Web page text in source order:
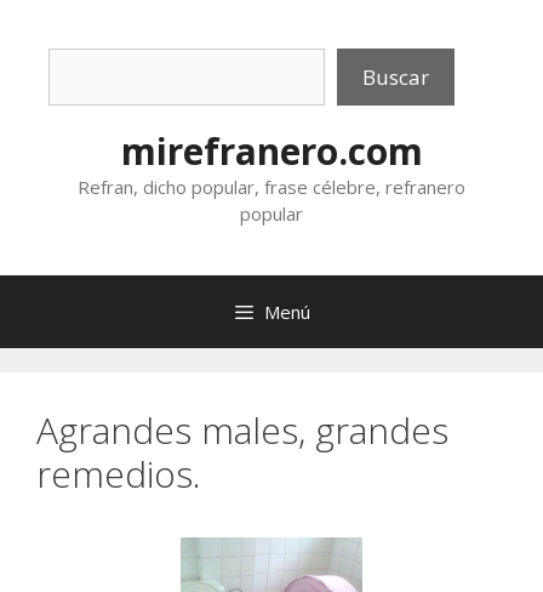
Buscar
mirefranero.com
Refran, dicho popular, frase célebre, refranero
popular
Menú
Agrandes males, grandes
remedios.